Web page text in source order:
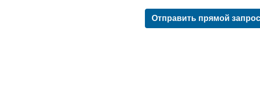
Отправить прямой запрос